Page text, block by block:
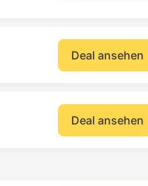
Deal ansehen
Deal ansehen